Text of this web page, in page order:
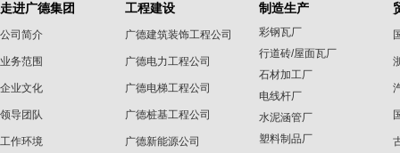
走进广德集团
公司简介
业务范围
企业文化
领导团队
工作环境
工程建设
广德建筑装饰工程公司
广德电力工程公司
广德电梯工程公司
广德桩基工程公司
广德新能源公司
制造生产
彩钢瓦厂
行道砖/屋面瓦厂
石材加工厂
电线杆厂
水泥涵管厂
塑料制品厂